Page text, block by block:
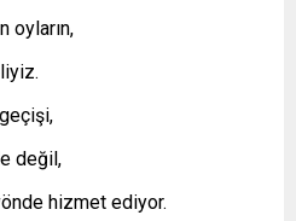
oyların,
değil,
hizmet ediyor.